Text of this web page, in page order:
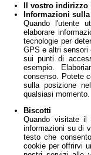
Il vostro indirizzo
Informazioni
Quando l'utente
elaborare
tecnologie per
GPS e altri sensori
sui punti di
esempio.
consenso. Potete
sulla posizione
qualsiasi momento.
Biscotti
Quando visitate il
informazioni su di
testo che
cookie per offrirvi